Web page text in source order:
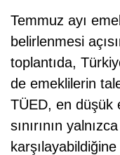
Temmuz ayı
belirlenmesi
toplantıda,
de emeklilerin
TÜED, en düşük
sınırının